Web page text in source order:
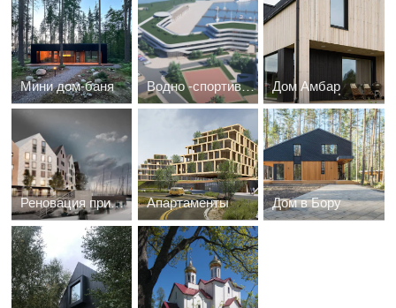
Мини дом-баня Водно -спортивная станция МО РФ Дом Амбар
Реновация прибрежной территории Рыбная деревня. 2 Апартаменты Дом в Бору